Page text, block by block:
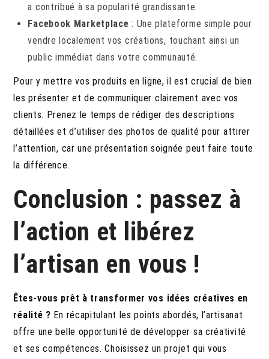
a contribué à sa popularité grandissante.
Facebook Marketplace : Une plateforme simple pour
vendre localement vos créations, touchant ainsi un
public immédiat dans votre communauté.
Pour y mettre vos produits en ligne, il est crucial de bien
les présenter et de communiquer clairement avec vos
clients. Prenez le temps de rédiger des descriptions
détaillées et d’utiliser des photos de qualité pour attirer
l’attention, car une présentation soignée peut faire toute
la différence.
Conclusion : passez à
l’action et libérez
l’artisan en vous !
Êtes-vous prêt à transformer vos idées créatives en
réalité ? En récapitulant les points abordés, l’artisanat
offre une belle opportunité de développer sa créativité
et ses compétences. Choisissez un projet qui vous